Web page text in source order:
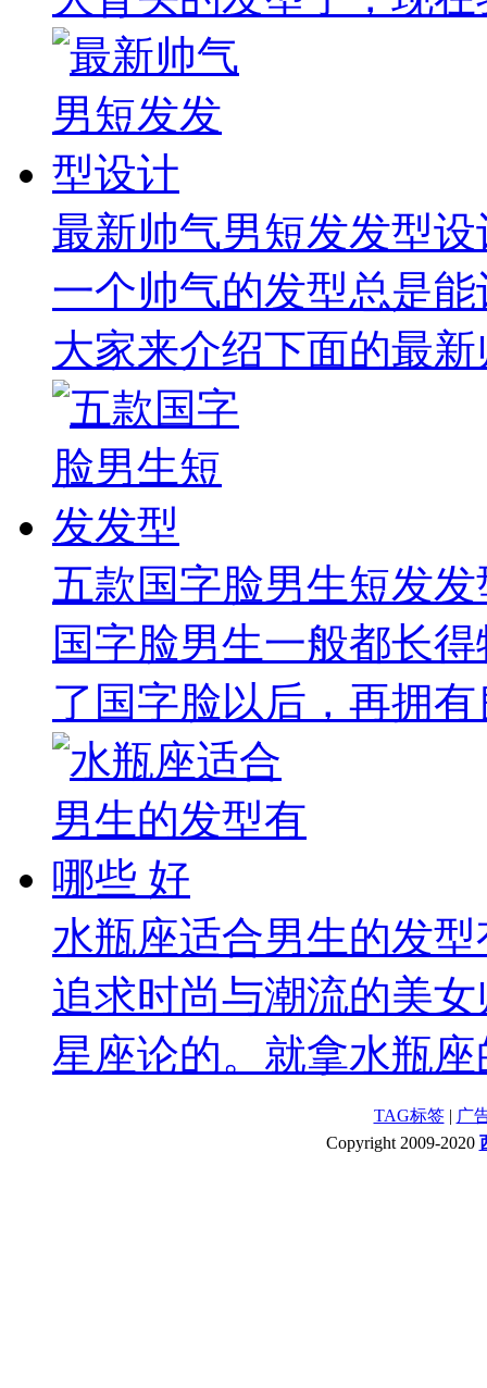
最新帅气男短发发型设
一个帅气的发型总是
大家来介绍下面的最
五款国字脸男生短发发
国字脸男生一般都长
了国字脸以后，再拥
水瓶座适合男生的发
追求时尚与潮流的美
星座论的。就拿水瓶
TAG标签 | 广
Copyright 2009-2020